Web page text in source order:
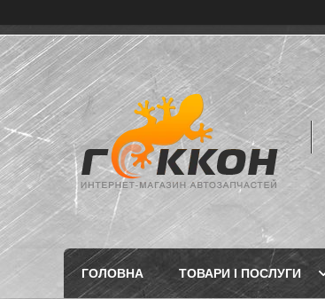
ГОЛОВНА ТОВАРИ І ПОСЛУГИ